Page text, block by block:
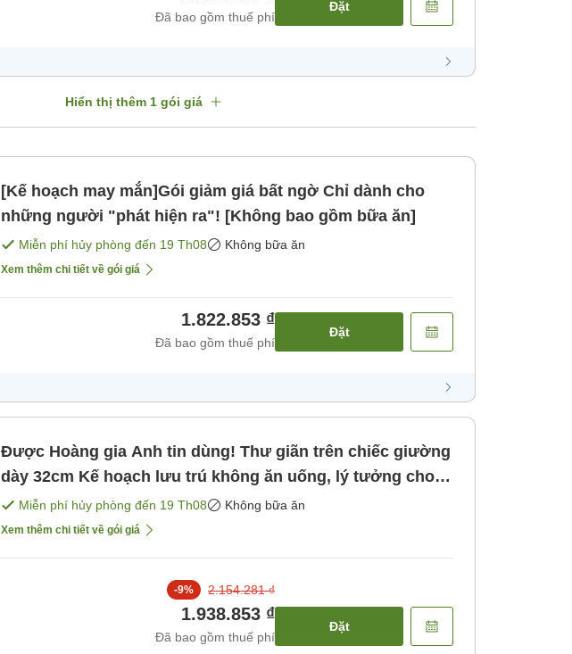
Đã bao gồm thuế phí
Đặt
Hiển thị thêm 1 gói giá
[Kế hoạch may mắn]Gói giảm giá bất ngờ Chỉ dành cho
những người "phát hiện ra"! [Không bao gồm bữa ăn]
Miễn phí hủy phòng đến 19 Th08 Không bữa ăn
Xem thêm chi tiết về gói giá
1.822.853 ₫
Đã bao gồm thuế phí
Đặt
Được Hoàng gia Anh tin dùng! Thư giãn trên chiếc giường
dày 32cm Kế hoạch lưu trú không ăn uống, lý tưởng cho
việc tham gia các buổi hòa nhạc tại GLION hoặc Kobe!
[Không bao gồm bữa ăn]
Miễn phí hủy phòng đến 19 Th08 Không bữa ăn
Xem thêm chi tiết về gói giá
-9% 2.154.281 ₫
1.938.853 ₫
Đã bao gồm thuế phí
Đặt